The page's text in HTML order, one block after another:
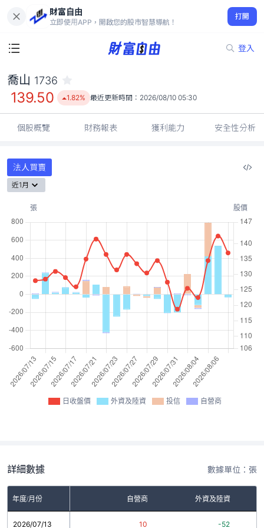
財富自由
立即使用APP，開啟您的股市智慧導航！
打開
登入
139.50
1.82%
喬山 1736
139.50 1.82% 最近更新時間： 2026/08/10 05:30
個股概覽 財務報表 獲利能力 安全性分析
法人買賣
近1月
日收盤價 外資及陸資 投信 自營商
詳細數據 數據單位：張
年度/月份 自營商 外資及陸資
2026/07/13 10 -52